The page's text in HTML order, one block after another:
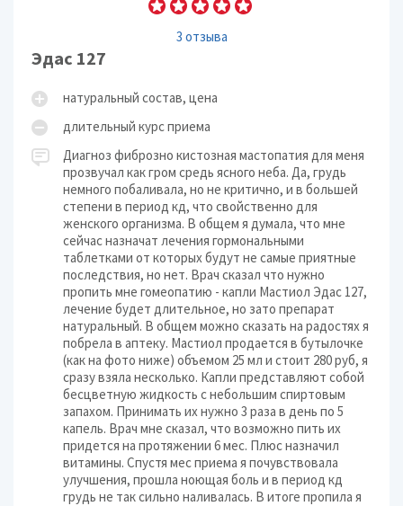
3 отзыва
Эдас 127
натуральный состав, цена
длительный курс приема
Диагноз фиброзно кистозная мастопатия для меня
прозвучал как гром средь ясного неба. Да, грудь
немного побаливала, но не критично, и в большей
степени в период кд, что свойственно для
женского организма. В общем я думала, что мне
сейчас назначат лечения гормональными
таблетками от которых будут не самые приятные
последствия, но нет. Врач сказал что нужно
пропить мне гомеопатию - капли Мастиол Эдас 127,
лечение будет длительное, но зато препарат
натуральный. В общем можно сказать на радостях я
побрела в аптеку. Мастиол продается в бутылочке
(как на фото ниже) объемом 25 мл и стоит 280 руб, я
сразу взяла несколько. Капли представляют собой
бесцветную жидкость с небольшим спиртовым
запахом. Принимать их нужно 3 раза в день по 5
капель. Врач мне сказал, что возможно пить их
придется на протяжении 6 мес. Плюс назначил
витамины. Спустя мес приема я почувствовала
улучшения, прошла ноющая боль и в период кд
грудь не так сильно наливалась. В итоге пропила я